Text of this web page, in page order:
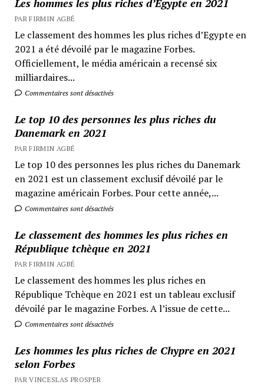
PAR FIRMIN AGBÉ
Le classement des hommes les plus riches d’Egypte en
2021 a été dévoilé par le magazine Forbes.
Officiellement, le média américain a recensé six
milliardaires...
Commentaires sont désactivés
Le top 10 des personnes les plus riches du
Danemark en 2021
PAR FIRMIN AGBÉ
Le top 10 des personnes les plus riches du Danemark
en 2021 est un classement exclusif dévoilé par le
magazine américain Forbes. Pour cette année,...
Commentaires sont désactivés
Le classement des hommes les plus riches en
République tchèque en 2021
PAR FIRMIN AGBÉ
Le classement des hommes les plus riches en
République Tchèque en 2021 est un tableau exclusif
dévoilé par le magazine Forbes. A l’issue de cette...
Commentaires sont désactivés
Les hommes les plus riches de Chypre en 2021
selon Forbes
PAR VINCESLAS PROSPER